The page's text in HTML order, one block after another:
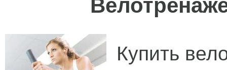
Купить